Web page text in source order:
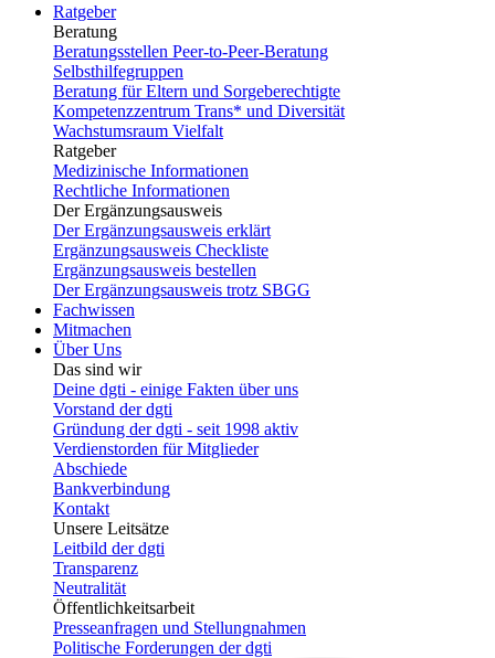
Ratgeber
Beratung
Beratungsstellen Peer-to-Peer-Beratung
Selbsthilfegruppen
Beratung für Eltern und Sorgeberechtigte
Kompetenzzentrum Trans* und Diversität
Wachstumsraum Vielfalt
Ratgeber
Medizinische Informationen
Rechtliche Informationen
Der Ergänzungsausweis
Der Ergänzungsausweis erklärt
Ergänzungsausweis Checkliste
Ergänzungsausweis bestellen
Der Ergänzungsausweis trotz SBGG
Fachwissen
Mitmachen
Über Uns
Das sind wir
Deine dgti - einige Fakten über uns
Vorstand der dgti
Gründung der dgti - seit 1998 aktiv
Verdienstorden für Mitglieder
Abschiede
Bankverbindung
Kontakt
Unsere Leitsätze
Leitbild der dgti
Transparenz
Neutralität
Öffentlichkeitsarbeit
Presseanfragen und Stellungnahmen
Politische Forderungen der dgti